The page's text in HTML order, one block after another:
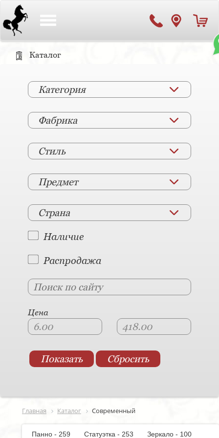
Каталог
Категория
Фабрика
Стиль
Предмет
Страна
Наличие
Распродажа
Цена
Главная Каталог Современный
Панно - 259 Статуэтка - 253
Зеркало - 100